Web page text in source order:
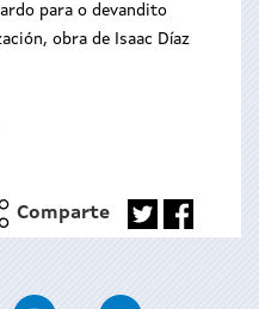
para o devandito
obra de Isaac Díaz
Comparte